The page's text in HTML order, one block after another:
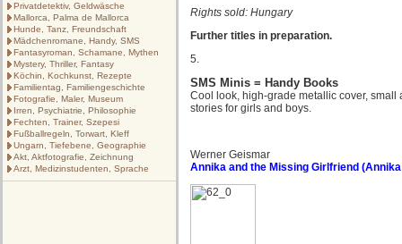
Privatdetektiv, Geldwäsche
Mallorca, Palma de Mallorca
Hunde, Tanz, Freundschaft
Mädchenromane, Handy, SMS
Fantasyroman, Schamane, Mythen
Mystery, Thriller, Fantasy
Köchin, Kochkunst, Rezepte
Familientag, Familiengeschichte
Fotografie, Maler, Museum
Irren, Psychiatrie, Philosophie
Fechten, Trainer, Szepesi
Fußballregeln, Torwart, Kleff
Ungarn, Tiefebene, Geographie
Akt, Aktfotografie, Zeichnung
Arzt, Medizinstudenten, Sprache
Rights sold: Hungary
Further titles in preparation.
5.
SMS Minis = Handy Books
Cool look, high-grade metallic cover,
stories for girls and boys.
Werner Geismar
Annika and the Missing Girlfriend